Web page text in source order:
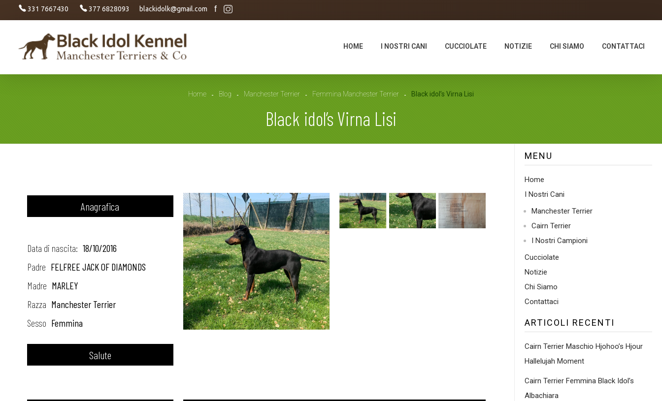
331 7667430 377 6828093 blackidolk@gmail.com f
HOME I NOSTRI CANI CUCCIOLATE NOTIZIE CHI SIAMO CONTATTACI
Home Blog Manchester Terrier Femmina Manchester Terrier Black idol’s Virna Lisi
Black idol’s Virna Lisi
l
c
k
d
l
’
Anagrafica
Data di nascita: 18/10/2016
Padre FELFREE JACK OF DIAMONDS
Madre MARLEY
Razza Manchester Terrier
Sesso Femmina
Salute
MENU
Home
I Nostri Cani
Manchester Terrier
Cairn Terrier
I Nostri Campioni
Cucciolate
Notizie
Chi Siamo
Contattaci
ARTICOLI RECENTI
Cairn Terrier Maschio Hjohoo’s Hjour
Hallelujah Moment
Cairn Terrier Femmina Black Idol’s
Albachiara